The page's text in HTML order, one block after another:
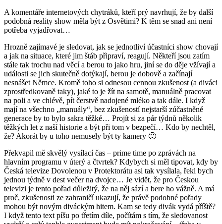
A komentáře internetových chytráků, kteří prý navrhují, že by další
podobná reality show měla být z Osvětimi? K těm se snad ani není
potřeba vyjadřovat…
Hrozně zajímavé je sledovat, jak se jednotliví účastníci show chovají
a jak na situace, které jim štáb připraví, reagují. Někteří jsou zatím
stále tak trochu nad věcí a berou to jako hru, jiní se do děje vžívají a
události se jich skutečně dotýkají, berou je dobově a začínají
nesnášet Němce. Kromě toho si odnesou cennou zkušenost (a diváci
zprostředkovaně taky), jaké to je žít na samotě, manuálně pracovat
na poli a ve chlévě, pít čerstvě nadojené mléko a tak dále. I když
mají na všechno „manuály“, bez zkušeností nejstarší zúčastněné
generace by to bylo sakra těžké… Projít si za pár týdnů několik
těžkých let z naší historie a být při tom v bezpečí… Kdo by nechtěl,
že? Akorát by u toho nemusely být ty kamery 🙂
Překvapil mě skvělý vysílací čas – prime time po zprávách na
hlavním programu v úterý a čtvrtek? Kdybych si měl tipovat, kdy by
Česká televize Dovolenou v Protektorátu asi tak vysílala, řekl bych
jednou týdně v dest večer na dvojce… Je vidět, že pro Českou
televizi je tento pořad důležitý, že na něj sází a bere ho vážně. A má
proč, zkušenosti ze zahraničí ukazují, že právě podobné pořady
mohou být novým diváckým hitem. Kam se tedy divák vydá příště?
I když tento text píšu po třetím díle, počítám s tím, že sledovanost